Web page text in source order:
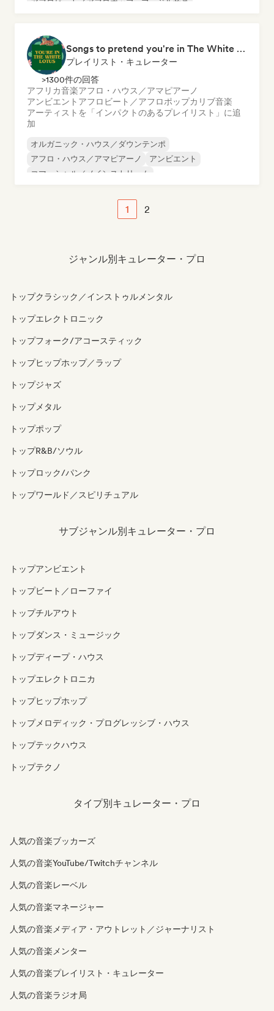
アフロビート／アフロポップ
ブラジル音楽
Songs to pretend you're in The White Lotus
プレイリスト・キュレーター
>1300件の回答
アフリカ音楽アフロ・ハウス／アマピアーノ
アンビエント アフロビート／アフロポップカリブ音楽
アーティストを「インパクトのあるプレイリスト」に追
加
オルガニック・ハウス／ダウンテンポ
アフロ・ハウス／アマピアーノ
アンビエント
コマーシャル／メインストリーム
エクスペリメンタル・エレクトロニック
1 2
ジャンル別キュレーター・プロ
トップクラシック／インストゥルメンタル
トップエレクトロニック
トップフォーク/アコースティック
トップヒップホップ／ラップ
トップジャズ
トップメタル
トップポップ
トップR&B/ソウル
トップロック/パンク
トップワールド／スピリチュアル
サブジャンル別キュレーター・プロ
トップアンビエント
トップビート／ローファイ
トップチルアウト
トップダンス・ミュージック
トップディープ・ハウス
トップエレクトロニカ
トップヒップホップ
トップメロディック・プログレッシブ・ハウス
トップテックハウス
トップテクノ
タイプ別キュレーター・プロ
人気の音楽ブッカーズ
人気の音楽YouTube/Twitchチャンネル
人気の音楽レーベル
人気の音楽マネージャー
人気の音楽メディア・アウトレット／ジャーナリスト
人気の音楽メンター
人気の音楽プレイリスト・キュレーター
人気の音楽ラジオ局